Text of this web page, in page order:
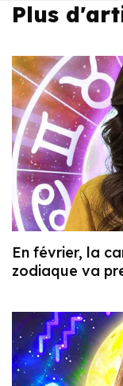
Plus
En février, la
zodiaque va